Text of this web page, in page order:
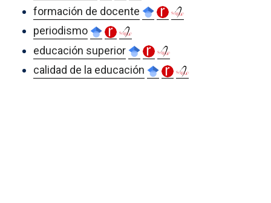
formación de docente
periodismo
educación superior
calidad de la educación